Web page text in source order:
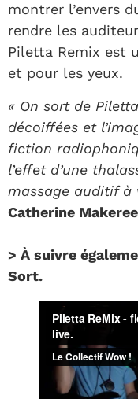
montrer l’envers
rendre les
Piletta Remix est
et pour les yeux.
« On sort de
décoiffées et
fiction
l’effet d’une
massage auditif à
Catherine
> À suivre
Sort.